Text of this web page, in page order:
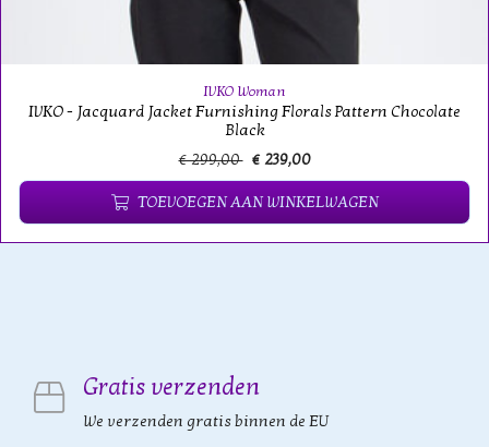
IVKO Woman
IVKO - Jacquard Jacket Furnishing Florals Pattern Chocolate
Black
€ 299,00 € 239,00
TOEVOEGEN AAN WINKELWAGEN
Gratis verzenden
We verzenden gratis binnen de EU